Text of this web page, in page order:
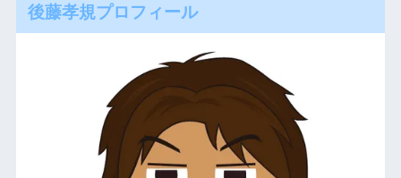
後藤孝規プロフィール